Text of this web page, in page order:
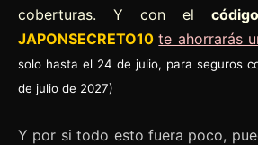
coberturas. Y con el
JAPONSECRETO10 te ahorrarás
solo hasta el 24 de julio, para seguros
de julio de 2027)
Y por si todo esto fuera poco,